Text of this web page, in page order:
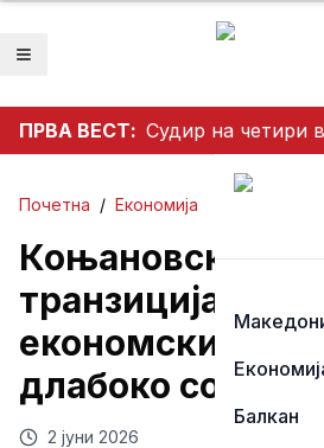
Отвори мени
ПРВА ВЕСТ:
Балкан
Почетна / Економија
Коњановски:
транзиција не е
економски, туку
длабоко
2 јуни 2026